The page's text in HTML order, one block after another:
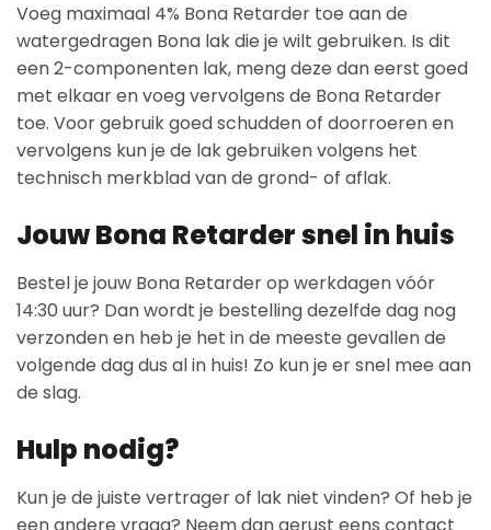
Voeg maximaal 4% Bona Retarder toe aan de
watergedragen Bona lak die je wilt gebruiken. Is dit
een 2-componenten lak, meng deze dan eerst goed
met elkaar en voeg vervolgens de Bona Retarder
toe. Voor gebruik goed schudden of doorroeren en
vervolgens kun je de lak gebruiken volgens het
technisch merkblad van de grond- of aflak.
Jouw Bona Retarder snel in huis
Bestel je jouw Bona Retarder op werkdagen vóór
14:30 uur? Dan wordt je bestelling dezelfde dag nog
verzonden en heb je het in de meeste gevallen de
volgende dag dus al in huis! Zo kun je er snel mee aan
de slag.
Hulp nodig?
Kun je de juiste vertrager of lak niet vinden? Of heb je